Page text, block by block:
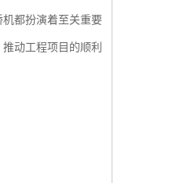
都扮演着至关重要
动工程项目的顺利